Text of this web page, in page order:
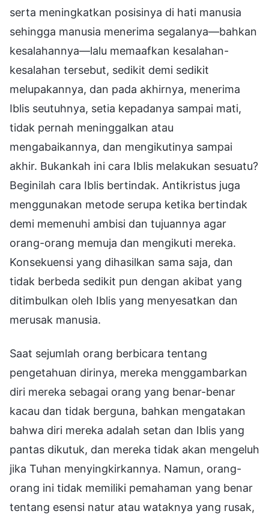
serta meningkatkan posisinya di hati manusia
sehingga manusia menerima segalanya—bahkan
kesalahannya—lalu memaafkan kesalahan-
kesalahan tersebut, sedikit demi sedikit
melupakannya, dan pada akhirnya, menerima
Iblis seutuhnya, setia kepadanya sampai mati,
tidak pernah meninggalkan atau
mengabaikannya, dan mengikutinya sampai
akhir. Bukankah ini cara Iblis melakukan sesuatu?
Beginilah cara Iblis bertindak. Antikristus juga
menggunakan metode serupa ketika bertindak
demi memenuhi ambisi dan tujuannya agar
orang-orang memuja dan mengikuti mereka.
Konsekuensi yang dihasilkan sama saja, dan
tidak berbeda sedikit pun dengan akibat yang
ditimbulkan oleh Iblis yang menyesatkan dan
merusak manusia.
Saat sejumlah orang berbicara tentang
pengetahuan dirinya, mereka menggambarkan
diri mereka sebagai orang yang benar-benar
kacau dan tidak berguna, bahkan mengatakan
bahwa diri mereka adalah setan dan Iblis yang
pantas dikutuk, dan mereka tidak akan mengeluh
jika Tuhan menyingkirkannya. Namun, orang-
orang ini tidak memiliki pemahaman yang benar
tentang esensi natur atau wataknya yang rusak,